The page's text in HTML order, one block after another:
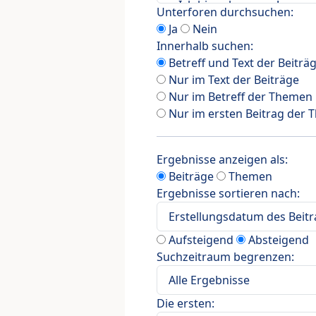
Unterforen durchsuchen:
Ja
Nein
Innerhalb suchen:
Betreff und Text der
Nur im Text der Beiträge
Nur im Betreff der Themen
Nur im ersten Beitrag der
Ergebnisse anzeigen als:
Beiträge
Themen
Ergebnisse sortieren nach:
Aufsteigend
Absteigend
Suchzeitraum begrenzen:
Die ersten: